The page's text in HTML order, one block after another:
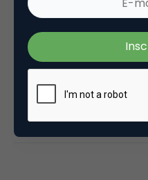
Categorie
Direct marketing & Personalisatie
Tags
e-mail marketing